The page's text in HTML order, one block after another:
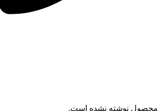
محصول نوشته نشده است.